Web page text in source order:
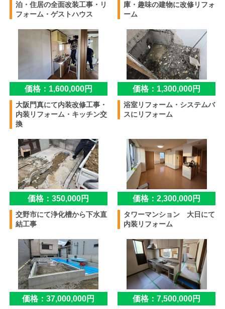
泊・住居の全面改装工事・リ
フォーム・ゲストハウス
庫・趣味の建物に改修リフォ
ーム
価格：1,600,000円
大阪門真にて内装改修工事・
内装リフォーム・キッチン交
換
価格：1,300,000円
浴室リフォーム・システムバ
スにリフォーム
価格：350,000円
交野市にて浄化槽から下水直
結工事
価格：2,300,000円
タワーマンション 大日にて
内装リフォーム
価格：37,000,000円 価格：7,500,000円